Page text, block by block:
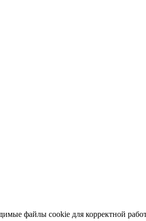
файлы cookie для корректной